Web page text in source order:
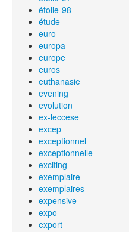
étoile-98
étude
euro
europa
europe
euros
euthanasie
evening
evolution
ex-leccese
excep
exceptionnel
exceptionnelle
exciting
exemplaire
exemplaires
expensive
expo
export